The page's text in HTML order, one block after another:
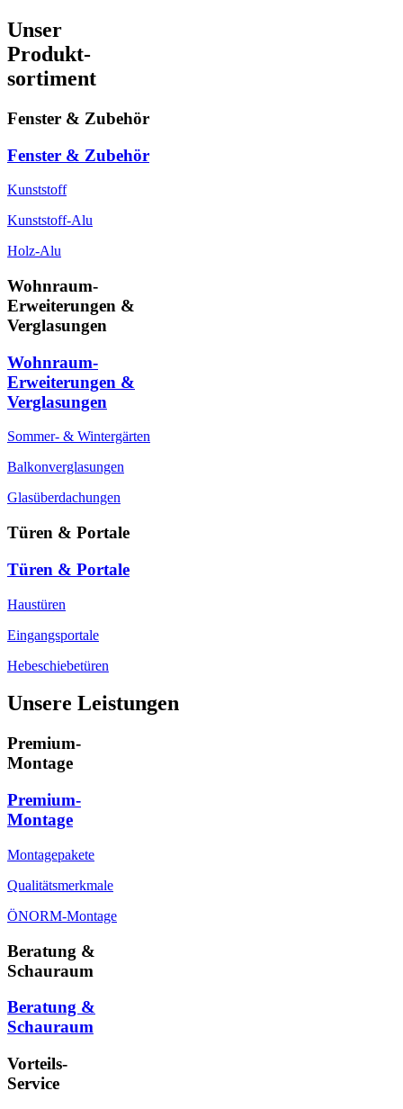
Unser
Produkt-
sortiment
Fenster & Zubehör
Fenster & Zubehör
Kunststoff
Kunststoff-Alu
Holz-Alu
Wohnraum-
Erweiterungen &
Verglasungen
Wohnraum-
Erweiterungen &
Verglasungen
Sommer- & Wintergärten
Balkonverglasungen
Glasüberdachungen
Türen & Portale
Türen & Portale
Haustüren
Eingangsportale
Hebeschiebetüren
Unsere Leistungen
Premium-
Montage
Premium-
Montage
Montagepakete
Qualitätsmerkmale
ÖNORM-Montage
Beratung &
Schauraum
Beratung &
Schauraum
Vorteils-
Service